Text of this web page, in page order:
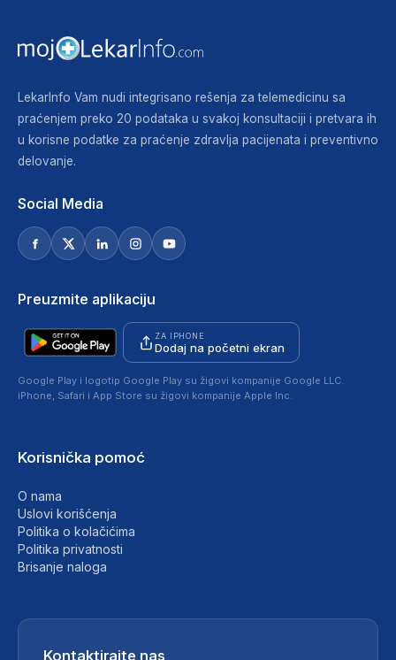
LekarInfo Vam nudi integrisano rešenja za telemedicinu sa
praćenjem preko 20 podataka u svakoj konsultaciji i pretvara ih
u korisne podatke za praćenje zdravlja pacijenata i preventivno
delovanje.
Social Media
Preuzmite aplikaciju
ZA IPHONE
Dodaj na početni ekran
Google Play i logotip Google Play su žigovi kompanije Google LLC.
iPhone, Safari i App Store su žigovi kompanije Apple Inc.
Korisnička pomoć
O nama
Uslovi korišćenja
Politika o kolačićima
Politika privatnosti
Brisanje naloga
Kontaktirajte nas